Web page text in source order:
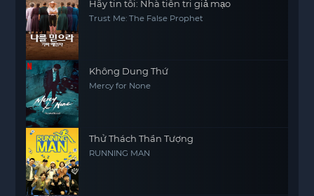
Hãy tin tôi: Nhà tiên tri giả mạo
Trust Me: The False Prophet
Không Dung Thứ
Mercy for None
Thử Thách Thần Tượng
RUNNING MAN